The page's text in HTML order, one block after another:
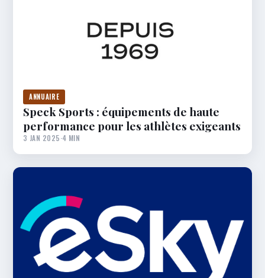
ANNUAIRE
Speck Sports : équipements de haute
performance pour les athlètes exigeants
3 JAN 2025·4 MIN